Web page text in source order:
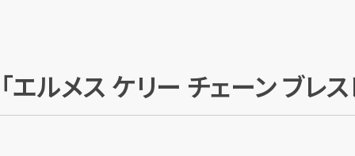
「エルメス ケリー チェーン ブ